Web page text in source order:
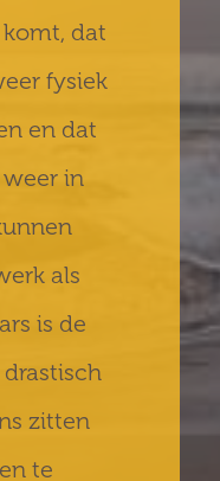
dat
fysiek
en dat
weer in
als
is de
zitten
te